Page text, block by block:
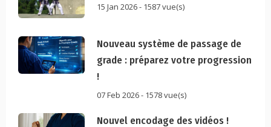
15 Jan 2026 - 1587 vue(s)
Nouveau système de passage de
grade : préparez votre progression
!
07 Feb 2026 - 1578 vue(s)
Nouvel encodage des vidéos !